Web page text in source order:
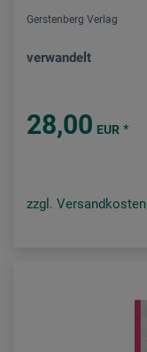
Gerstenberg Verlag
verwandelt
28,00 EUR *
zzgl. Versandkosten